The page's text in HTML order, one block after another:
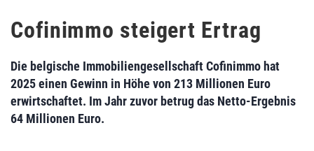
Cofinimmo steigert Ertrag
Die belgische Immobiliengesellschaft Cofinimmo hat
2025 einen Gewinn in Höhe von 213 Millionen Euro
erwirtschaftet. Im Jahr zuvor betrug das Netto-Ergebnis
64 Millionen Euro.